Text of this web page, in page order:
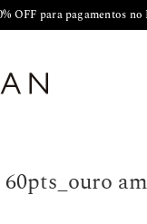
OFF para pagamentos